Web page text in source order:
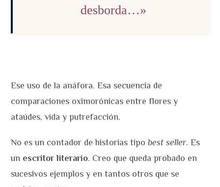
desborda…»
Ese uso de la anáfora. Esa secuencia de
comparaciones oximorónicas entre flores y
ataúdes, vida y putrefacción.
No es un contador de historias tipobest seller. Es
un escritor literario. Creo que queda probado en
sucesivos ejemplos y en tantos otros que se